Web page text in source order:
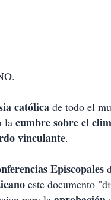
católica de todo el
la cumbre sobre el
vinculante.
Episcopales
este documento